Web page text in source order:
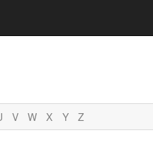
V W X Y Z